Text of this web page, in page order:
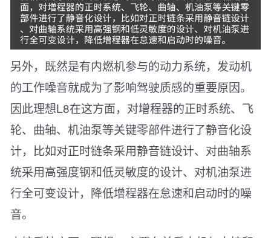
另外，既然是有内燃机参与的动力系统，发动机
的工作噪音就成为了影响驾驶质感的重要原因。
因此理想L8在这方面，对增程器的正时系统、飞
轮、曲轴、机油泵等关键零部件进行了静音化设
计，比如对正时链条采用静音链设计、对曲轴系
统采用高强度钢和低灵敏度的设计、对机油泵进
行全可变设计，降低增程器在怠速和启动时的噪
音。